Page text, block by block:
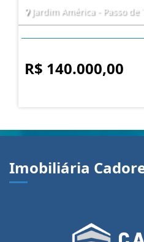
Jardim América - Passo de
R$ 140.000,00
Imobiliária